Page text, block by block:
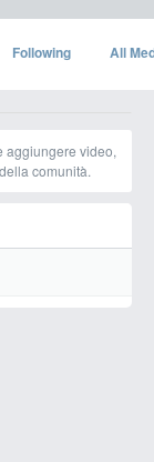
Following All
aggiungere video,
comunità.